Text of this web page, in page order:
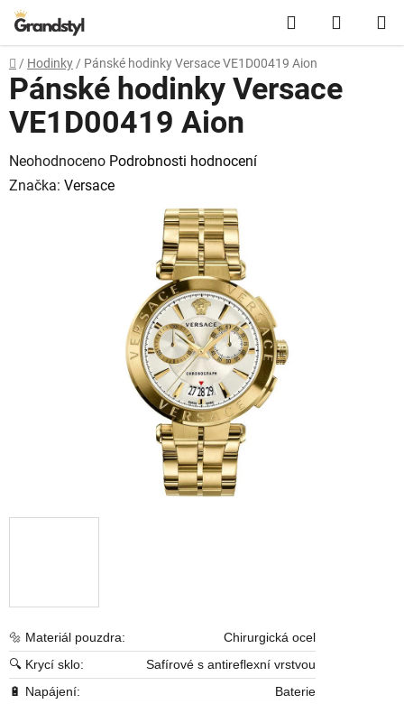
Přejít na obsah Hledat
Domů
/ Hodinky / Pánské hodinky Versace VE1D00419 Aion
🔩 Materiál pouzdra:
Chirurgická ocel
🔍 Krycí sklo:
Safírové s antireflexní vrstvou
🔋 Napájení:
Baterie
Pánské hodinky Versace
VE1D00419 Aion
Průměrné hodnocení produktu je 0,0 z 5 hvězdiček.
Neohodnoceno Podrobnosti hodnocení
Značka: Versace